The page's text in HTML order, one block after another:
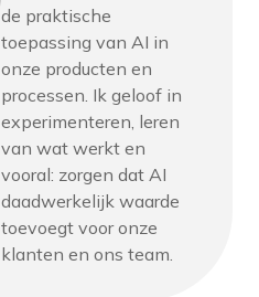
de praktische
toepassing van AI in
onze producten en
processen. Ik geloof in
experimenteren, leren
van wat werkt en
vooral: zorgen dat AI
daadwerkelijk waarde
toevoegt voor onze
klanten en ons team.